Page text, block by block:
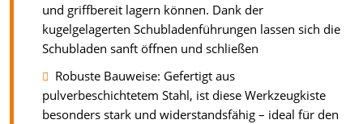
und griffbereit lagern können. Dank der
kugelgelagerten Schubladenführungen lassen sich die
Schubladen sanft öffnen und schließen
Robuste Bauweise: Gefertigt aus
pulverbeschichtetem Stahl, ist diese Werkzeugkiste
besonders stark und widerstandsfähig – ideal für den